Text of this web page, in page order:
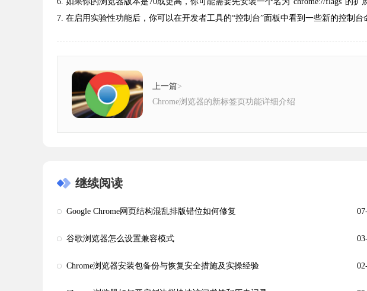
7. 在启用实验性功能后，你可以在开发者工具的“控制台”面板中看到一些新的控制台
上一篇>
Chrome浏览器的新标签页功能详细介绍
继续阅读
Google Chrome网页结构混乱排版错位如何修复
谷歌浏览器怎么设置兼容模式
Chrome浏览器安装包备份与恢复安全措施及实操经验